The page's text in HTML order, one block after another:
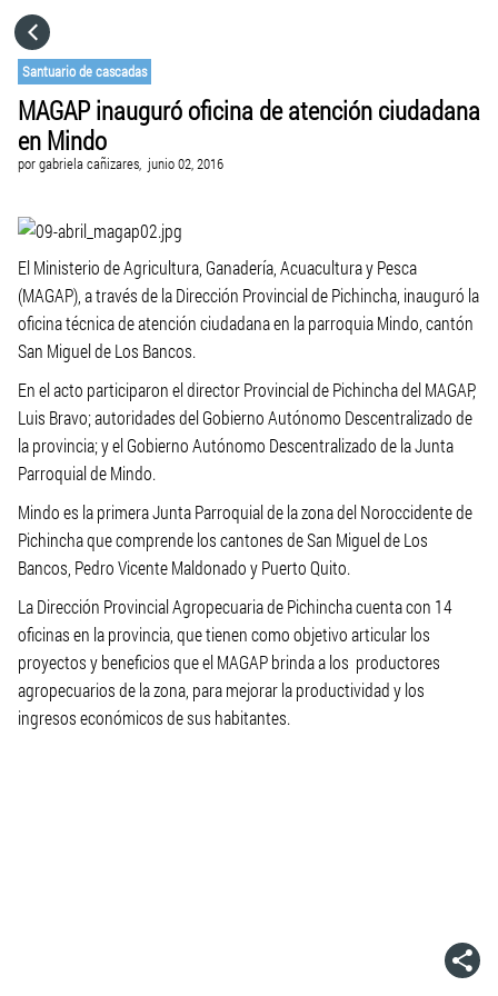
Santuario de cascadas
MAGAP inauguró oficina de atención ciudadana
en Mindo
porgabriela cañizares, junio 02, 2016
El Ministerio de Agricultura, Ganadería, Acuacultura y Pesca
(MAGAP), a través de la Dirección Provincial de Pichincha, inauguró la
oficina técnica de atención ciudadana en la parroquia Mindo, cantón
San Miguel de Los Bancos.
En el acto participaron el director Provincial de Pichincha del MAGAP,
Luis Bravo; autoridades del Gobierno Autónomo Descentralizado de
la provincia; y el Gobierno Autónomo Descentralizado de la Junta
Parroquial de Mindo.
Mindo es la primera Junta Parroquial de la zona del Noroccidente de
Pichincha que comprende los cantones de San Miguel de Los
Bancos, Pedro Vicente Maldonado y Puerto Quito.
La Dirección Provincial Agropecuaria de Pichincha cuenta con 14
oficinas en la provincia, que tienen como objetivo articular los
proyectos y beneficios que el MAGAP brinda a los productores
agropecuarios de la zona, para mejorar la productividad y los
ingresos económicos de sus habitantes.
CATEGORÍAS
VISITA EL SITIO WEB